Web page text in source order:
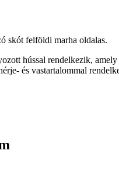
skót felföldi marha oldalas.
hússal rendelkezik,
és vastartalommal